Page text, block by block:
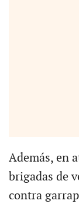
Además, en
brigadas de
contra